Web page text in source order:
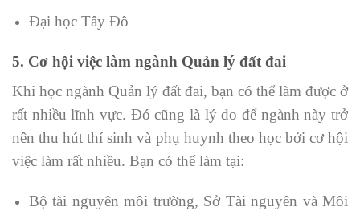
Đại học Tây Đô
5. Cơ hội việc làm ngành Quản lý đất đai
Khi học ngành Quản lý đất đai, bạn có thể làm được ở
rất nhiều lĩnh vực. Đó cũng là lý do để ngành này trở
nên thu hút thí sinh và phụ huynh theo học bởi cơ hội
việc làm rất nhiều. Bạn có thể làm tại:
Bộ tài nguyên môi trường, Sở Tài nguyên và Môi